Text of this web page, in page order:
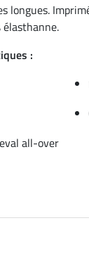
longues.
élasthanne.
:
all-over